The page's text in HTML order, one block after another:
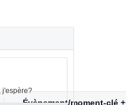
j'espère?
Évènement/moment-clé +